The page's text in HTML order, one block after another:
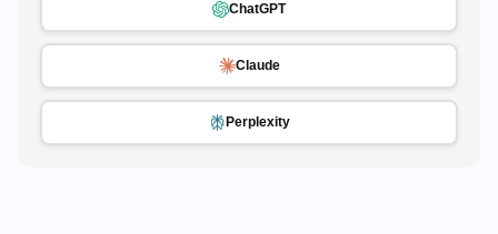
ChatGPT
Claude
Perplexity